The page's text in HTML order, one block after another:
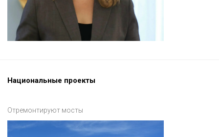
Национальные проекты
Отремонтируют мосты